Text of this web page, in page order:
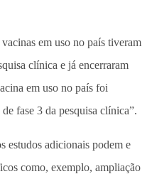
em uso no país tiveram
clínica e já encerraram
em uso no país foi
fase 3 da pesquisa clínica”.
estudos adicionais podem e
como, exemplo, ampliação